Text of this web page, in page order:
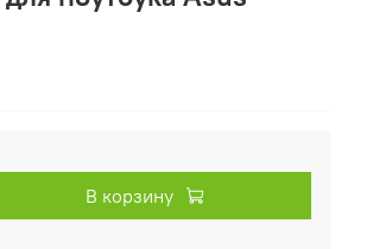
В корзину